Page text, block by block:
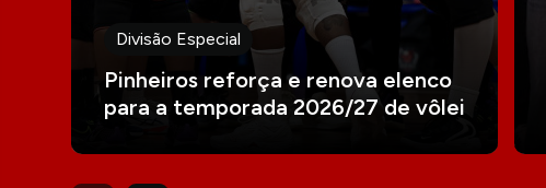
Divisão Especial
Pinheiros reforça e renova elenco
para a temporada 2026/27 de vôlei